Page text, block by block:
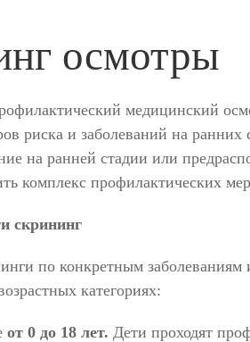
осмотры
медицинский
риска и заболеваний на
на ранней стадии или
комплекс профилактических
скрининг
по конкретным
категориях:
от 0 до 18 лет. Дети проходят